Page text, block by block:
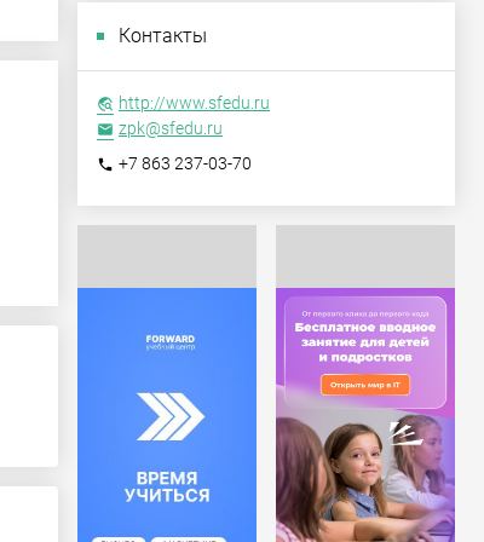
Контакты
travel_explore http://www.sfedu.ru
email zpk@sfedu.ru
phone +7 863 237-03-70